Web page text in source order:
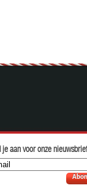
je aan voor onze